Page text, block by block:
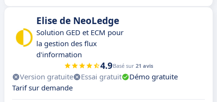
Elise de NeoLedge
Solution GED et ECM pour
la gestion des flux
d'information
4.9Basé sur 21 avis
Version gratuite Essai gratuit
Démo gratuite
Tarif sur demande